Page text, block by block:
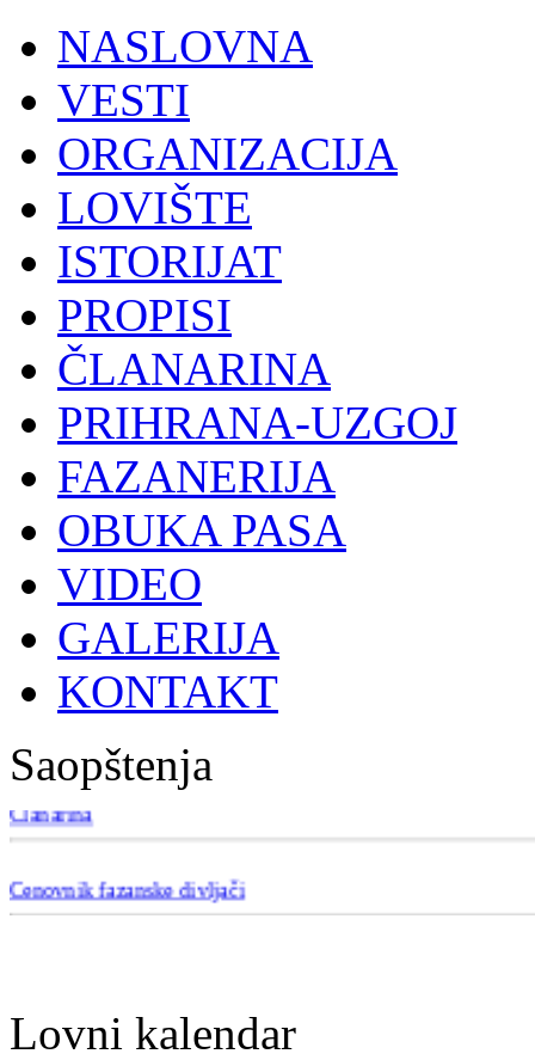
NASLOVNA
VESTI
ORGANIZACIJA
LOVIŠTE
ISTORIJAT
PROPISI
ČLANARINA
PRIHRANA-UZGOJ
FAZANERIJA
OBUKA PASA
VIDEO
GALERIJA
KONTAKT
Saopštenja
Cenovnik fazanske divljači
Lovni kalendar